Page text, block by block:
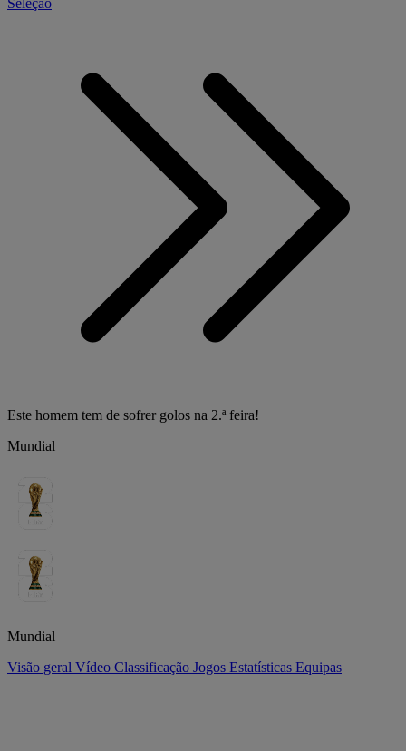
Seleção
Este homem tem de sofrer golos na 2.ª feira!
Mundial
Mundial
Visão geral Vídeo Classificação Jogos Estatísticas Equipas